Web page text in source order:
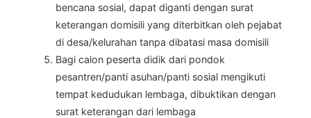
bencana sosial, dapat diganti dengan surat
keterangan domisili yang diterbitkan oleh pejabat
di desa/kelurahan tanpa dibatasi masa domisili
Bagi calon peserta didik dari pondok
pesantren/panti asuhan/panti sosial mengikuti
tempat kedudukan lembaga, dibuktikan dengan
surat keterangan dari lembaga